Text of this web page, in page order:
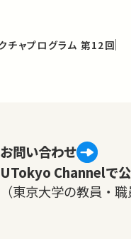
チャプログラム 第12回
お問い合わせ
UTokyo Channelで
（東京大学の教員・職